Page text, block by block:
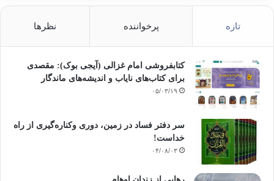
تازه پرخواننده نظرها
کتابفروشی امام غزالی (آیجی بوک): مقصدی
برای کتاب‌های نایاب و اندیشه‌های ماندگار
۰۵/۰۳/۱۹
سر دفتر فساد در زمین‌، دوری وکناره‌گیری از راه
خداست‌!
۰۴/۰۸/۰۳